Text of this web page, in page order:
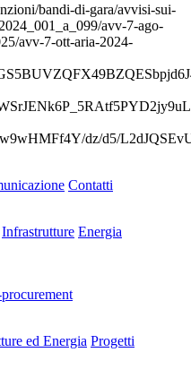
bandi-di-gara/avvisi-sui-
avv-7-ago-
avv-7-ott-aria-2024-
dz/d5/
Contatti
Infrastrutture Energia
ed Energia Progetti